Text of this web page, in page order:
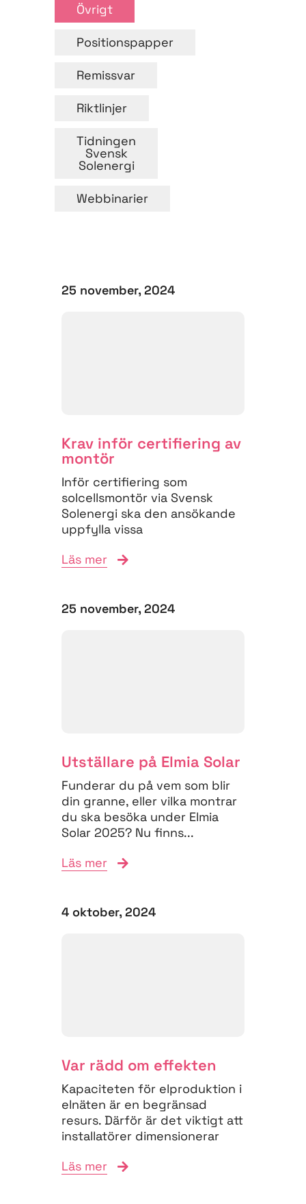
Övrigt
Positionspapper
Remissvar
Riktlinjer
Tidningen
Svensk
Solenergi
Webbinarier
25 november, 2024
Krav inför certifiering av
montör
Inför certifiering som
solcellsmontör via Svensk
Solenergi ska den ansökande
uppfylla vissa
säkerställer att den ansökande
Läs mer
25 november, 2024
Utställare på Elmia Solar
Funderar du på vem som blir
din granne, eller vilka montrar
du ska besöka under Elmia
Solar 2025? Nu finns...
Läs mer
4 oktober, 2024
Var rädd om effekten
Kapaciteten för elproduktion i
elnäten är en begränsad
resurs. Därför är det viktigt att
installatörer dimensionerar
föranmäler...
Läs mer